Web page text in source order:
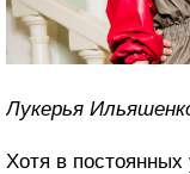
Лукерья
Хотя в